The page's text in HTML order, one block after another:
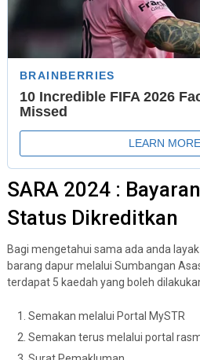
SARA 2024 :
Status Dikreditkan
Bagi mengetahui sama ada anda
barang dapur melalui Sumbangan
terdapat 5 kaedah yang boleh
Semakan melalui Portal MySTR
Semakan terus melalui portal